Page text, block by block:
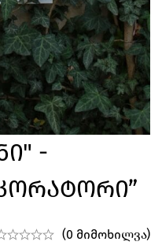
-
(0 მიმოხილვა)